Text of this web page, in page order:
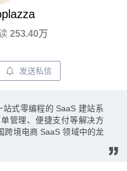
253.40万
发送私信
式零编程的 SaaS 建站系
管理、便捷支付等解决方
跨境电商 SaaS 领域中的龙